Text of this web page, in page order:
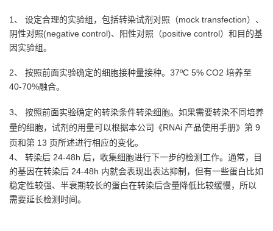
1、 设定合理的实验组，包括转染试剂对照（mock transfection）、
阴性对照(negative control)、阳性对照 （positive control）和目的基
因实验组。
2、 按照前面实验确定的细胞接种量接种。37ºC 5% CO2 培养至
40-70%融合。
3、 按照前面实验确定的转染条件转染细胞。如果需要转染不同培养
量的细胞，试剂的用量可以根据本公司《RNAi 产品使用手册》第 9
页和第 13 页所述进行相应的变化。
4、 转染后 24-48h 后，收集细胞进行下一步的检测工作。通常，目
的基因在转染后 24-48h 内就会表现出表达抑制，但有一些蛋白比如
稳定性较强、半衰期较长的蛋白在转染后含量降低比较缓慢，所以
需要延长检测时间。